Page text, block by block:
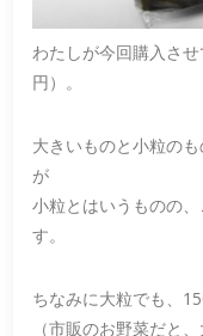
わたしが今回購入さ
円）。
大きいものと小粒の
が
小粒とはいうものの
す。
ちなみに大粒でも、
（市販のお野菜だと